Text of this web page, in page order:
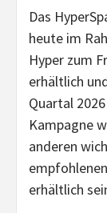
Das
heute im
Hyper zum
erhältlich
Quartal
Kampagne
anderen
erhältlich